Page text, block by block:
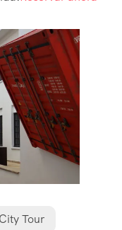
Tour